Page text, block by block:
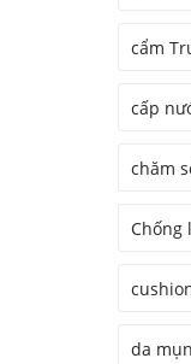
cẩm
cấp
chăm
Chống
da mụn